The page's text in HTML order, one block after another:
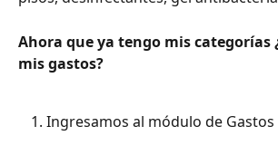
Ahora que ya tengo mis categorías
mis gastos?
Ingresamos al módulo de Gastos